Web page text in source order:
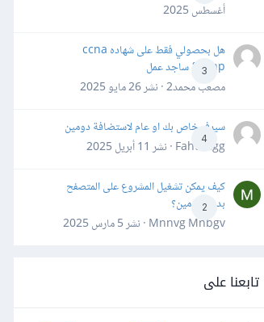
أغسطس 2025
3
هل بحصولي فقط على شهاده ccna
&ccnp ساجد عمل
مصعب محمد2 · نشر
26 مايو 2025
4
سيرفر خاص بك او عام لاستضافة دومين
Fahd Ggg · نشر
11 أبريل 2025
2
كيف يمكن تشغيل المشروع على المتصفح
بدون دومين؟
Mnnvg Mnbgv · نشر
5 مارس 2025
تابعنا على